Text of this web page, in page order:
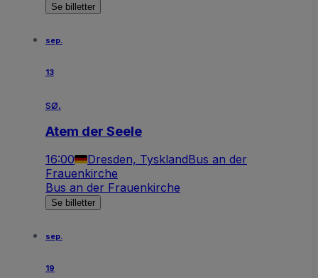
Se billetter
sep.
13
sø.
Atem der Seele
16:00 Dresden, TysklandBus an der
Frauenkirche
Bus an der Frauenkirche
Se billetter
sep.
19